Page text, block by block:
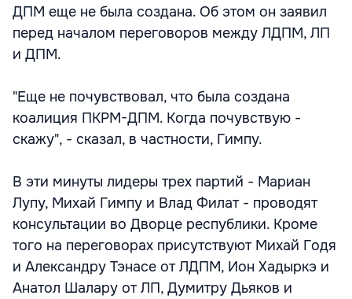
ДПМ еще не была создана. Об этом он заявил
перед началом переговоров между ЛДПМ, ЛП
и ДПМ.
"Еще не почувствовал, что была создана
коалиция ПКРМ-ДПМ. Когда почувствую -
скажу", - сказал, в частности, Гимпу.
В эти минуты лидеры трех партий - Мариан
Лупу, Михай Гимпу и Влад Филат - проводят
консультации во Дворце республики. Кроме
того на переговорах присутствуют Михай Годя
и Александру Тэнасе от ЛДПМ, Ион Хадыркэ и
Анатол Шалару от ЛП, Думитру Дьяков и